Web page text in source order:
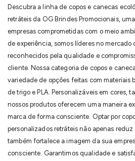
Descubra a linha de copos e canecas
retráteis da OG Brindes Promocionais,
empresas comprometidas com o meio
de experiência, somos líderes no
reconhecidos pela qualidade e
cliente. Nossa categoria de copos e
variedade de opções feitas com materiais
de trigo e PLA. Personalizáveis em cores,
nossos produtos oferecem uma maneira
marca de forma consciente. Optar por
personalizados retráteis não apenas
também fortalece a imagem da sua
consciente. Garantimos qualidade e